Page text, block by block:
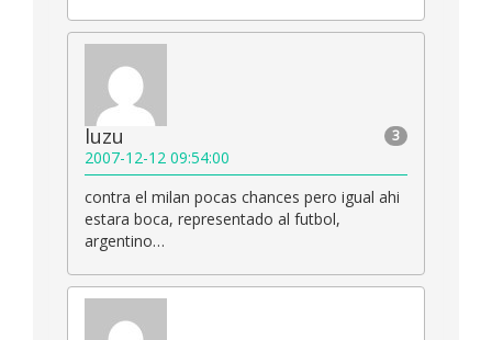
3
luzu
2007-12-12 09:54:00
contra el milan pocas chances pero igual ahi
estara boca, representado al futbol,
argentino…